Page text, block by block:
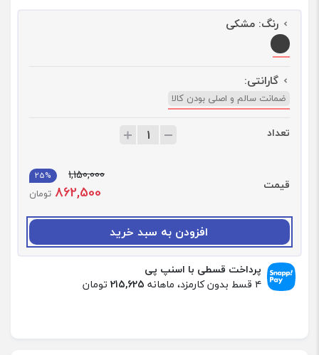
رنگ: مشکی
گارانتی:
ضمانت سالم و اصلی بودن کالا
تعداد
ک
ا
ب
ل
ت
قیمت
1,150,000
25%
862,500 تومان
افزودن به سبد خرید
پرداخت قسطی با اسنپ پی
۴ قسط بدون کارمزد، ماهانه
215,625 تومان